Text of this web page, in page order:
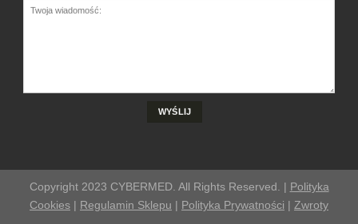
Copyright 2023 CYBERMED. All Rights Reserved. | Polityka
Cookies | Regulamin Sklepu | Polityka Prywatności | Zwroty